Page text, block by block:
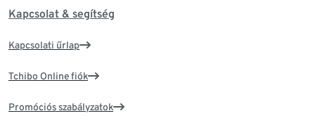
Kapcsolat & segítség
Kapcsolati űrlap
Tchibo Online fiók
Promóciós szabályzatok